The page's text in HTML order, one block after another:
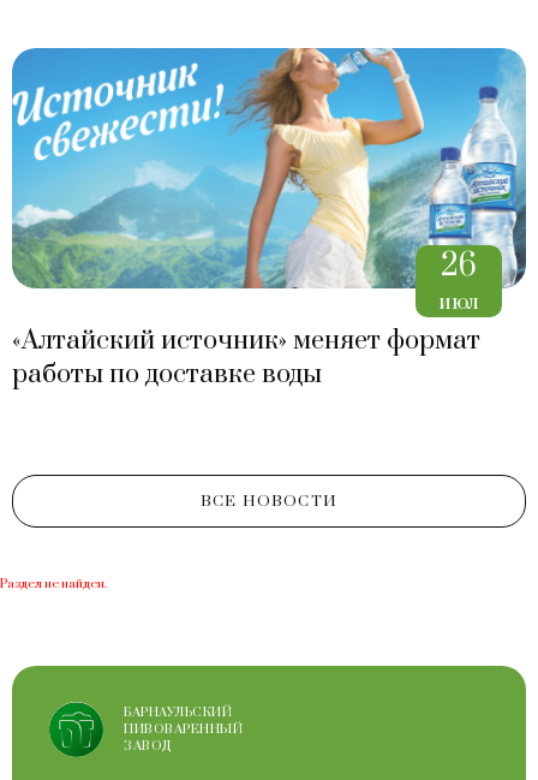
26
июл
«Алтайский источник» меняет формат
работы по доставке воды
ВСЕ НОВОСТИ
Раздел не найден.
БАРНАУЛЬСКИЙ
ПИВОВАРЕННЫЙ
ЗАВОД